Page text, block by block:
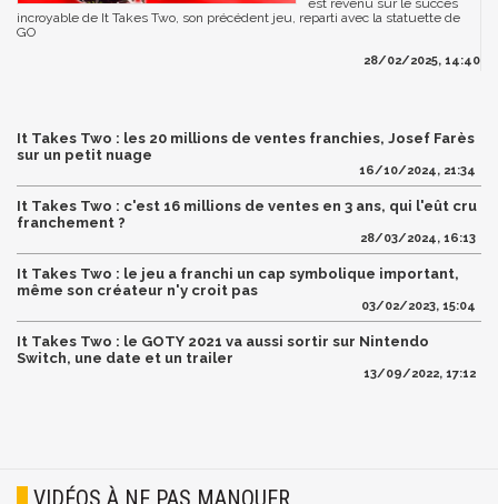
est revenu sur le succès
incroyable de It Takes Two, son précédent jeu, reparti avec la statuette de
GO
28/02/2025, 14:40
It Takes Two : les 20 millions de ventes franchies, Josef Farès
sur un petit nuage
16/10/2024, 21:34
It Takes Two : c'est 16 millions de ventes en 3 ans, qui l'eût cru
franchement ?
28/03/2024, 16:13
It Takes Two : le jeu a franchi un cap symbolique important,
même son créateur n'y croit pas
03/02/2023, 15:04
It Takes Two : le GOTY 2021 va aussi sortir sur Nintendo
Switch, une date et un trailer
13/09/2022, 17:12